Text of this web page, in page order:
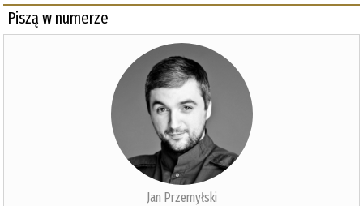
Piszą w numerze
Jan Przemyłski